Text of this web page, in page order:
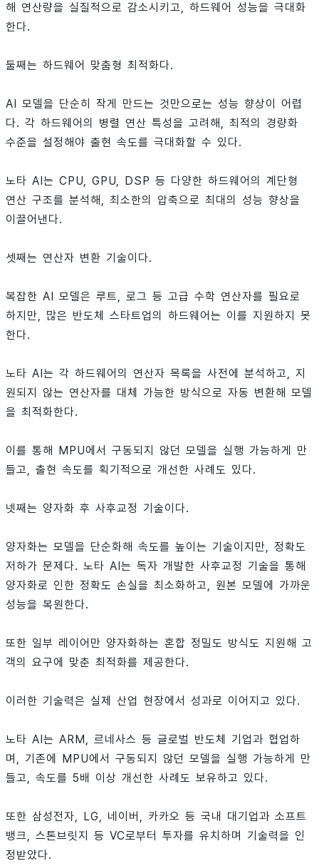
해 연산량을 실질적으로 감소시키고, 하드웨어 성능을 극대화
한다.
둘째는 하드웨어 맞춤형 최적화다.
AI 모델을 단순히 작게 만드는 것만으로는 성능 향상이 어렵
다. 각 하드웨어의 병렬 연산 특성을 고려해, 최적의 경량화
수준을 설정해야 출현 속도를 극대화할 수 있다.
노타 AI는 CPU, GPU, DSP 등 다양한 하드웨어의 계단형
연산 구조를 분석해, 최소한의 압축으로 최대의 성능 향상을
이끌어낸다.
셋째는 연산자 변환 기술이다.
복잡한 AI 모델은 루트, 로그 등 고급 수학 연산자를 필요로
하지만, 많은 반도체 스타트업의 하드웨어는 이를 지원하지 못
한다.
노타 AI는 각 하드웨어의 연산자 목록을 사전에 분석하고, 지
원되지 않는 연산자를 대체 가능한 방식으로 자동 변환해 모델
을 최적화한다.
이를 통해 MPU에서 구동되지 않던 모델을 실행 가능하게 만
들고, 출현 속도를 획기적으로 개선한 사례도 있다.
넷째는 양자화 후 사후교정 기술이다.
양자화는 모델을 단순화해 속도를 높이는 기술이지만, 정확도
저하가 문제다. 노타 AI는 독자 개발한 사후교정 기술을 통해
양자화로 인한 정확도 손실을 최소화하고, 원본 모델에 가까운
성능을 복원한다.
또한 일부 레이어만 양자화하는 혼합 정밀도 방식도 지원해 고
객의 요구에 맞춘 최적화를 제공한다.
이러한 기술력은 실제 산업 현장에서 성과로 이어지고 있다.
노타 AI는 ARM, 르네사스 등 글로벌 반도체 기업과 협업하
며, 기존에 MPU에서 구동되지 않던 모델을 실행 가능하게 만
들고, 속도를 5배 이상 개선한 사례도 보유하고 있다.
또한 삼성전자, LG, 네이버, 카카오 등 국내 대기업과 소프트
뱅크, 스톤브릿지 등 VC로부터 투자를 유치하며 기술력을 인
정받았다.